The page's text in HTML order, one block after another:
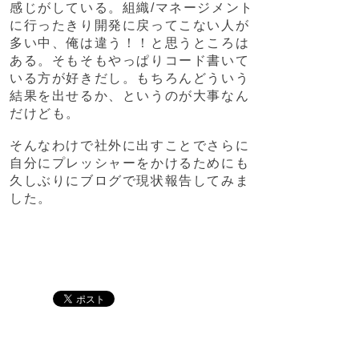
感じがしている。組織/マネージメント
に行ったきり開発に戻ってこない人が
多い中、俺は違う！！と思うところは
ある。そもそもやっぱりコード書いて
いる方が好きだし。もちろんどういう
結果を出せるか、というのが大事なん
だけども。
そんなわけで社外に出すことでさらに
自分にプレッシャーをかけるためにも
久しぶりにブログで現状報告してみま
した。